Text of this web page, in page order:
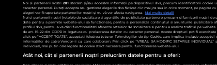
Noi și partenerii noștri201 stocăm și/sau accesăm informații pe dispozitivul dvs., precum identificatorii
caracter personal. Puteți accepta sau gestiona alegerile dvs. făcând clic mai jos sau în orice moment, pe pagina
alegeri vor fi raportate partenerilor noștri și nu vă vor afecta navigarea.
Mai multe detalii
Noi si partenerii nostri (retelele de socializare si agentiile de publicitate partenere, precum si furnizorii nostri de
date pentru a permite website-ului sa functioneze, pentru a personaliza continutul si anunturile publicitare
profilul dvs., pentru a va oferi functionalitati aferente retelelor de socializare si pentru a analiza traficul pe
de art. 15-22 din GDPR in legatura cu prelucrarea datelor cu caracter personal. Aceste drepturi pot fi
click pe “ACCEPT TOATE”, acceptati folosirea tuturor Tehnologiilor de tip Cookie, care implica inclusiv acceptul
informatiilor de catre Vendor-ii cu care colaboram. Prin click pe “VREAU SA MODIFIC SETARILE
individual, mai putin cele legate de cookie strict necesare pentru functionarea website-ului.
Atât noi, cât și partenerii noștri prelucrăm datele pentru a oferi: